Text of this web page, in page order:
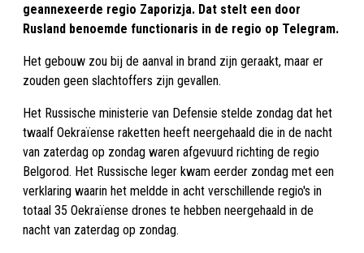
geannexeerde regio Zaporizja. Dat stelt een door
Rusland benoemde functionaris in de regio op Telegram.
Het gebouw zou bij de aanval in brand zijn geraakt, maar er
zouden geen slachtoffers zijn gevallen.
Het Russische ministerie van Defensie stelde zondag dat het
twaalf Oekraïense raketten heeft neergehaald die in de nacht
van zaterdag op zondag waren afgevuurd richting de regio
Belgorod. Het Russische leger kwam eerder zondag met een
verklaring waarin het meldde in acht verschillende regio's in
totaal 35 Oekraïense drones te hebben neergehaald in de
nacht van zaterdag op zondag.